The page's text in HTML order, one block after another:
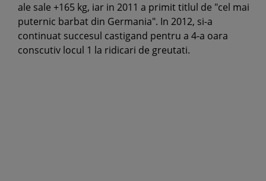
ale sale +165 kg, iar in 2011 a primit titlul de "cel mai
puternic barbat din Germania". In 2012, si-a
continuat succesul castigand pentru a 4-a oara
conscutiv locul 1 la ridicari de greutati.